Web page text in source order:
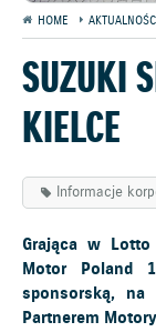
HOME
SUZUKI
KIELCE
Informacje
Grająca w
Motor Poland
sponsorską, na
Partnerem